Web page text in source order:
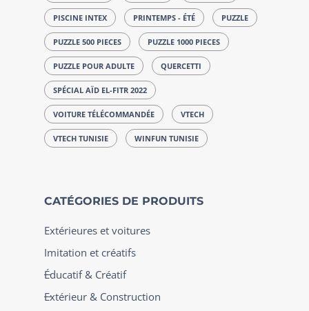
PISCINE INTEX PRINTEMPS - ÉTÉ PUZZLE
PUZZLE 500 PIECES PUZZLE 1000 PIECES
PUZZLE POUR ADULTE QUERCETTI
SPÉCIAL AÏD EL-FITR 2022
VOITURE TÉLÉCOMMANDÉE VTECH
VTECH TUNISIE WINFUN TUNISIE
CATÉGORIES DE PRODUITS
Extérieures et voitures
Imitation et créatifs
Éducatif & Créatif
Extérieur & Construction